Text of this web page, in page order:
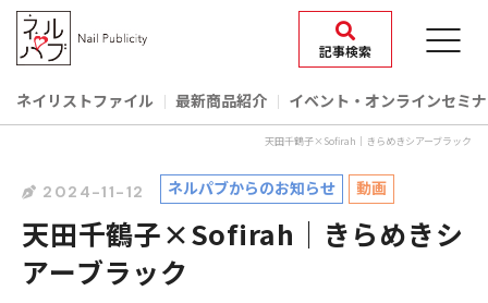
記事検索
ネイリストファイル 最新商品紹介 イベント‧オンラインセミ
天田千鶴子×Sofirah｜きらめきシアーブラック
2024-11-12 ネルパブからのお知らせ 動画
天田千鶴子×Sofirah｜きらめきシ
アーブラック